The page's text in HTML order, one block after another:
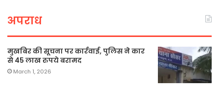
अपराध
मुखबिर की सूचना पर कार्रवाई, पुलिस ने कार
से 45 लाख रुपये बरामद
March 1, 2026